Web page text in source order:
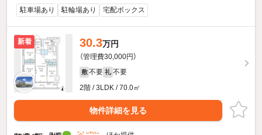
駐車場あり 駐輪場あり 宅配ボックス
新着 30.3万円
（管理費30,000円）
敷 不要 礼 不要
2階 / 3LDK / 70.0㎡
物件詳細を見る